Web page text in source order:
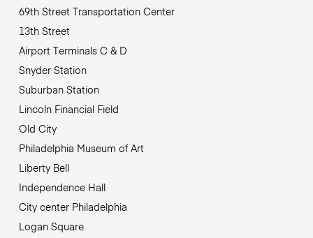
69th Street Transportation Center
13th Street
Airport Terminals C & D
Snyder Station
Suburban Station
Lincoln Financial Field
Old City
Philadelphia Museum of Art
Liberty Bell
Independence Hall
City center Philadelphia
Logan Square